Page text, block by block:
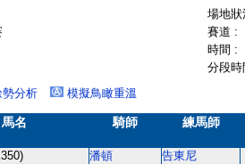
場地
賽道 :
時間 :
分段
勢分析 模擬鳥瞰重溫
馬名 騎師 練馬師
潘頓 告東尼